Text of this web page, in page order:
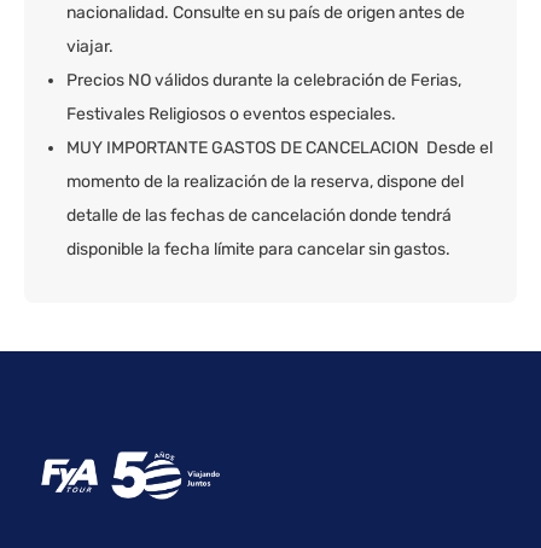
nacionalidad. Consulte en su país de origen antes de
viajar.
Precios NO válidos durante la celebración de Ferias,
Festivales Religiosos o eventos especiales.
MUY IMPORTANTE GASTOS DE CANCELACION Desde el
momento de la realización de la reserva, dispone del
detalle de las fechas de cancelación donde tendrá
disponible la fecha límite para cancelar sin gastos.